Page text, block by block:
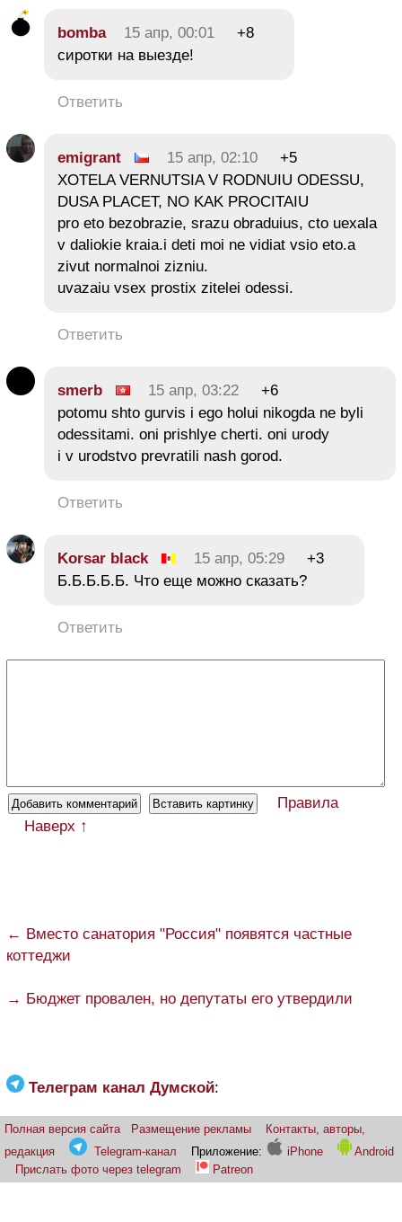
bomba 15 апр, 00:01
+8
сиротки на выезде!
Ответить
emigrant 15 апр, 02:10
+5
XOTELA VERNUTSIA V RODNUIU ODESSU,
DUSA PLACET, NO KAK PROCITAIU
pro eto bezobrazie, srazu obraduius, cto uexala
v daliokie kraia.i deti moi ne vidiat vsio eto.a
zivut normalnoi zizniu.
uvazaiu vsex prostix zitelei odessi.
Ответить
smerb 15 апр, 03:22
+6
potomu shto gurvis i ego holui nikogda ne byli
odessitami. oni prishlye cherti. oni urody
i v urodstvo prevratili nash gorod.
Ответить
Korsar black 15 апр, 05:29
+3
Б.Б.Б.Б.Б. Что еще можно сказать?
Ответить
Правила
Наверх ↑
← Вместо санатория "Россия" появятся частные
коттеджи
→ Бюджет провален, но депутаты его утвердили
Телеграм канал Думской:
Полная версия сайта Размещение рекламы
Контакты, авторы,
редакция
Telegram-канал Приложение: iPhone
Android
Прислать фото через telegram
Patreon